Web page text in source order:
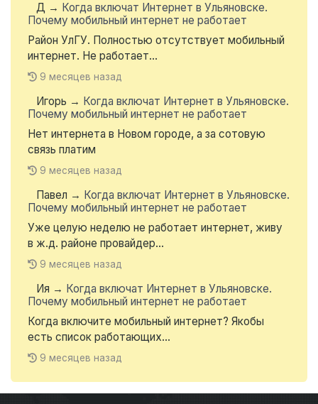
Д → Когда включат Интернет в Ульяновске.
Почему мобильный интернет не работает
Район УлГУ. Полностью отсутствует мобильный
интернет. Не работает...
9 месяцев назад
Игорь → Когда включат Интернет в Ульяновске.
Почему мобильный интернет не работает
Нет интернета в Новом городе, а за сотовую
связь платим
9 месяцев назад
Павел → Когда включат Интернет в Ульяновске.
Почему мобильный интернет не работает
Уже целую неделю не работает интернет, живу
в ж.д. районе провайдер...
9 месяцев назад
Ия → Когда включат Интернет в Ульяновске.
Почему мобильный интернет не работает
Когда включите мобильный интернет? Якобы
есть список работающих...
9 месяцев назад